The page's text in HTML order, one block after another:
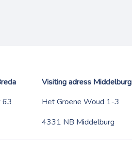
Visiting adress Middelburg
63
Het Groene Woud 1-3
4331 NB Middelburg